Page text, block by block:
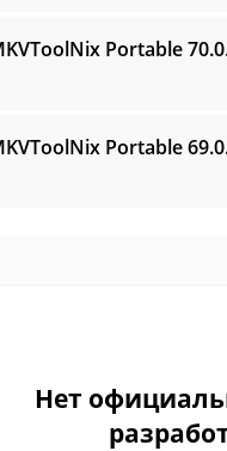
Portable
Portable
Нет